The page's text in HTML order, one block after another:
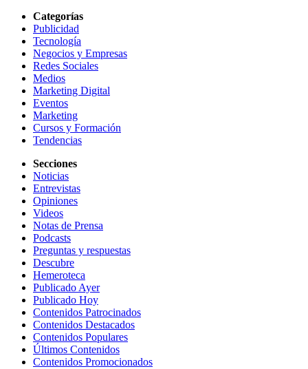
Categorías
Publicidad
Tecnología
Negocios y Empresas
Redes Sociales
Medios
Marketing Digital
Eventos
Marketing
Cursos y Formación
Tendencias
Secciones
Noticias
Entrevistas
Opiniones
Videos
Notas de Prensa
Podcasts
Preguntas y respuestas
Descubre
Hemeroteca
Publicado Ayer
Publicado Hoy
Contenidos Patrocinados
Contenidos Destacados
Contenidos Populares
Últimos Contenidos
Contenidos Promocionados